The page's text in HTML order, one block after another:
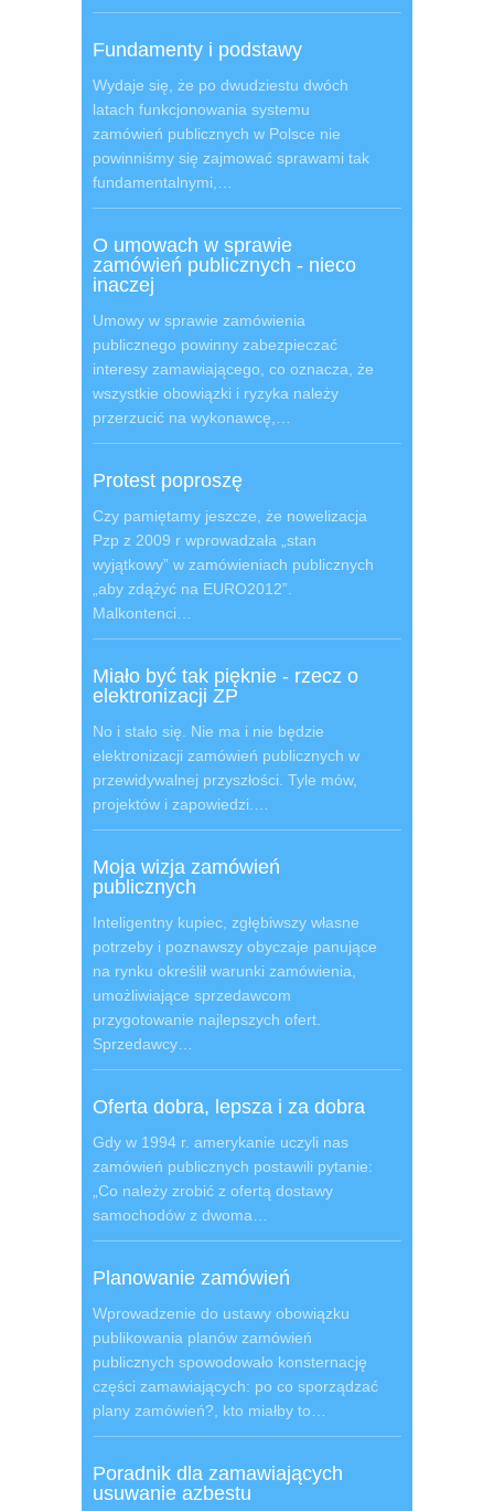
Fundamenty i podstawy
Wydaje się, że po dwudziestu dwóch
latach funkcjonowania systemu
zamówień publicznych w Polsce nie
powinniśmy się zajmować sprawami tak
fundamentalnymi,…
O umowach w sprawie
zamówień publicznych - nieco
inaczej
Umowy w sprawie zamówienia
publicznego powinny zabezpieczać
interesy zamawiającego, co oznacza, że
wszystkie obowiązki i ryzyka należy
przerzucić na wykonawcę,…
Protest poproszę
Czy pamiętamy jeszcze, że nowelizacja
Pzp z 2009 r wprowadzała „stan
wyjątkowy” w zamówieniach publicznych
„aby zdążyć na EURO2012”.
Malkontenci…
Miało być tak pięknie - rzecz o
elektronizacji ZP
No i stało się. Nie ma i nie będzie
elektronizacji zamówień publicznych w
przewidywalnej przyszłości. Tyle mów,
projektów i zapowiedzi.…
Moja wizja zamówień
publicznych
Inteligentny kupiec, zgłębiwszy własne
potrzeby i poznawszy obyczaje panujące
na rynku określił warunki zamówienia,
umożliwiające sprzedawcom
przygotowanie najlepszych ofert.
Sprzedawcy…
Oferta dobra, lepsza i za dobra
Gdy w 1994 r. amerykanie uczyli nas
zamówień publicznych postawili pytanie:
„Co należy zrobić z ofertą dostawy
samochodów z dwoma…
Planowanie zamówień
Wprowadzenie do ustawy obowiązku
publikowania planów zamówień
publicznych spowodowało konsternację
części zamawiających: po co sporządzać
plany zamówień?, kto miałby to…
Poradnik dla zamawiających
usuwanie azbestu